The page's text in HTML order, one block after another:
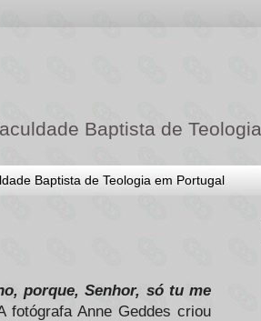
Baptista de Teologia
Baptista de Teologia em Portugal
porque, Senhor, só tu me
Anne Geddes criou